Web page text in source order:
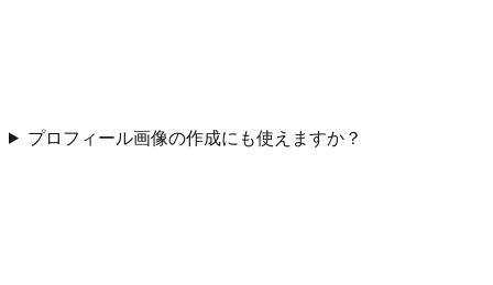
プロフィール画像の作成にも使えますか？